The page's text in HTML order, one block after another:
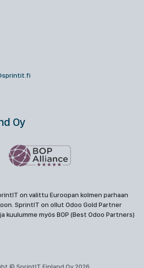
Oy
on valittu Euroopan kolmen parhaan
SprintIT on ollut Odoo Gold Partner
kuulumme myös BOP (Best Odoo Partners)
© SprintIT Finland Oy 2026